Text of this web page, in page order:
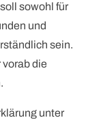
sowohl für
und
sein.
die
unter